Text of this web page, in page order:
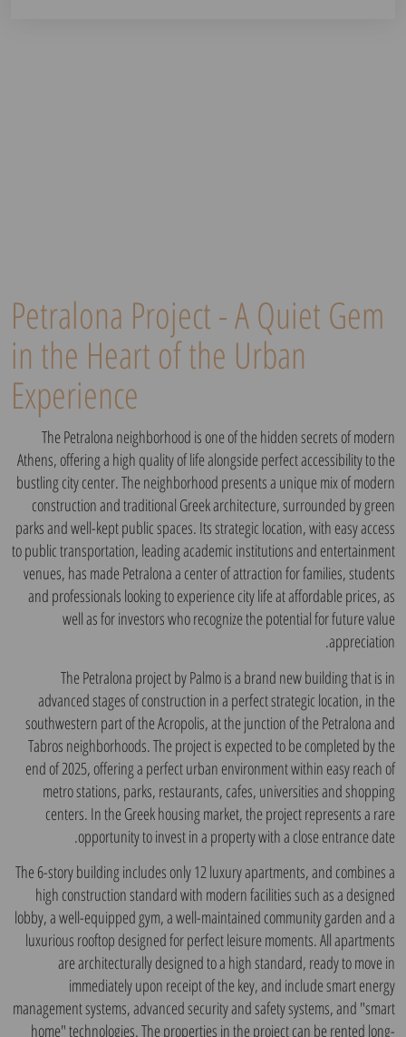
Petralona Project - A Quiet Gem
in the Heart of the Urban
Experience
The Petralona neighborhood is one of the hidden secrets of modern
Athens, offering a high quality of life alongside perfect accessibility to the
bustling city center. The neighborhood presents a unique mix of modern
construction and traditional Greek architecture, surrounded by green
parks and well-kept public spaces. Its strategic location, with easy access
to public transportation, leading academic institutions and entertainment
venues, has made Petralona a center of attraction for families, students
and professionals looking to experience city life at affordable prices, as
well as for investors who recognize the potential for future value
appreciation.
The Petralona project by Palmo is a brand new building that is in
advanced stages of construction in a perfect strategic location, in the
southwestern part of the Acropolis, at the junction of the Petralona and
Tabros neighborhoods. The project is expected to be completed by the
end of 2025, offering a perfect urban environment within easy reach of
metro stations, parks, restaurants, cafes, universities and shopping
centers. In the Greek housing market, the project represents a rare
opportunity to invest in a property with a close entrance date.
The 6-story building includes only 12 luxury apartments, and combines a
high construction standard with modern facilities such as a designed
lobby, a well-equipped gym, a well-maintained community garden and a
luxurious rooftop designed for perfect leisure moments. All apartments
are architecturally designed to a high standard, ready to move in
immediately upon receipt of the key, and include smart energy
management systems, advanced security and safety systems, and "smart
home" technologies. The properties in the project can be rented long-